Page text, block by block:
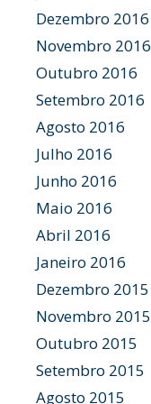
Dezembro 2016
Novembro 2016
Outubro 2016
Setembro 2016
Agosto 2016
Julho 2016
Junho 2016
Maio 2016
Abril 2016
Janeiro 2016
Dezembro 2015
Novembro 2015
Outubro 2015
Setembro 2015
Agosto 2015